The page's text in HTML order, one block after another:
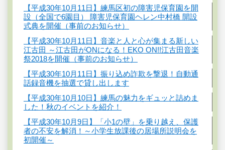
【平成30年10月11日】練馬区初の障害児保育園を開
設（全国で6園目） 障害児保育園ヘレン中村橋 開設
式典を開催（事前のお知らせ）
【平成30年10月11日】音楽と人と心が集まる新しい
江古田 ～江古田がONになる！EKO ON!!江古田音楽
祭2018を開催（事前のお知らせ）
【平成30年10月11日】振り込め詐欺を撃退！自動通
話録音機を抽選で貸し出します
【平成30年10月10日】練馬の魅力をギュッと詰めま
した！秋のイベントを紹介！
【平成30年10月9日】「小1の壁」を乗り越え、保護
者の不安を解消！～小学生放課後の居場所説明会を
初開催～